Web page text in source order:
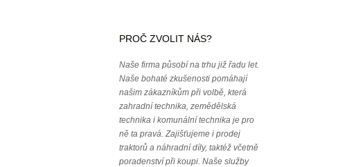
PROČ ZVOLIT NÁS?
Naše firma působí na trhu již řadu let.
Naše bohaté zkušenosti pomáhají
našim zákazníkům při volbě, která
zahradní technika, zemědělská
technika i komunální technika je pro
ně ta pravá. Zajišťujeme i prodej
traktorů a náhradní díly, taktéž včetně
poradenství při koupi. Naše služby